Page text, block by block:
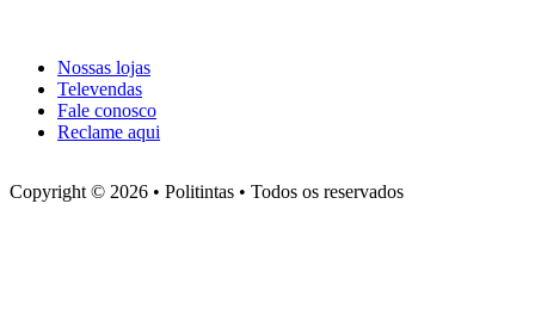
Nossas lojas
Televendas
Fale conosco
Reclame aqui
Copyright © 2026 • Politintas • Todos os reservados